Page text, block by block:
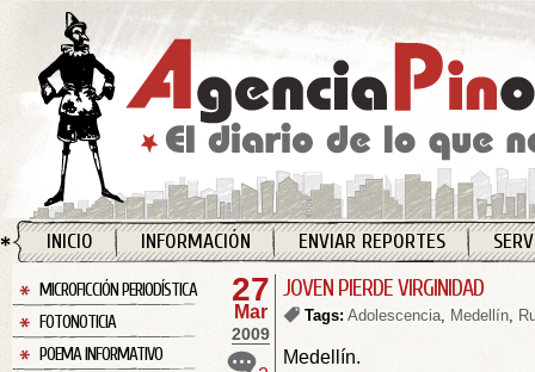
INICIO INFORMACIÓN ENVIAR REPORTES
MICROFICCIÓN PERIODÍSTICA
FOTONOTICIA
POEMA INFORMATIVO
27
Mar
2009
JOVEN PIERDE VIRGINIDAD
Tags: Adolescencia, Medellín,
Medellín.